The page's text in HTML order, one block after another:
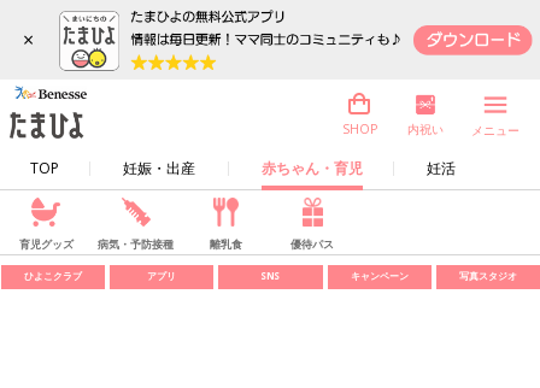
×
TOP 妊娠・出産 赤ちゃん・育児 妊活
SHOP 内祝い メニュー
育児グッズ 病気・予防接種 離乳食 優待パス
ひよこクラブ アプリ SNS キャンペーン 写真スタジオ